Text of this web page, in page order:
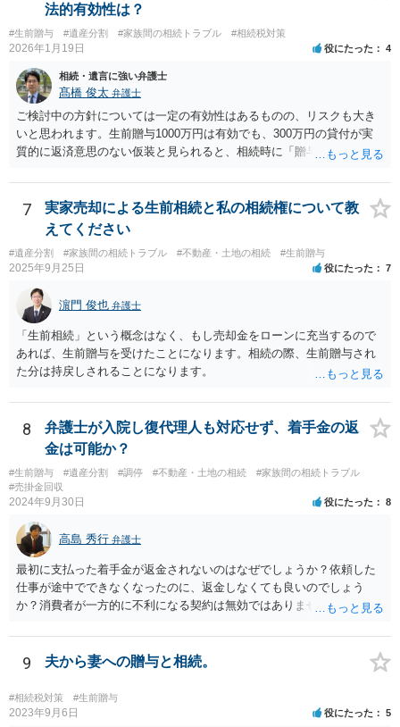
法的有効性は？
#生前贈与 #遺産分割 #家族間の相続トラブル #相続税対策
2026年1月19日 役にたった 4
相続・遺言に強い弁護士
髙橋 俊太 弁護士
ご検討中の方針については一定の有効性はあるものの、リスクも大き
いと思われます。生前贈与1000万円は有効でも、300万円の貸付が実
質的に返済意思のない仮装と見られると、相続時に「贈与」と評価さ
法として考えられるものとしては、 ①信託（家族信託・目的信託） 財
産を信託口に移し、受託者（信頼できる友人や専門職）に管理させ、
・生存中はあなたの生活費・介護費に優先充当 ・残余を友人や慈善団
体へ と使途を厳格に指定。相続ではなく信託帰属になるため、子の関
与を大きく排除できます。 ②遺言＋生命保険の組合せ 生活資金は手元
に残し、余剰資金で受取人を友人・団体にした保険を活用。保険金は
相続財産とは別枠で、遺留分対策にも有効と思われます。 ③負担付死
因贈与 「介護・見守り等を条件に、死亡時に財産を渡す」契約。条件
不履行なら無効にでき、老後の安心を担保できます。 ④ 寄附予約＋解
除条件 慈善団体への寄附を予約しつつ、資金不足時は解除できる条項
を設定。 などがあり得るかと思われます。
7
実家売却による生前相続と私の相続権について教
えてください
#遺産分割 #家族間の相続トラブル #不動産・土地の相続 #生前贈与
2025年9月25日 役にたった 7
濵門 俊也 弁護士
「生前相続」という概念はなく、もし売却金をローンに充当するので
あれば、生前贈与を受けたことになります。相続の際、生前贈与され
た分は持戻しされることになります。
8
弁護士が入院し復代理人も対応せず、着手金の返
金は可能か？
#生前贈与 #遺産分割 #調停 #不動産・土地の相続
#家族間の相続トラブル
#売掛金回収
2024年9月30日 役にたった 8
高島 秀行 弁護士
最初に支払った着手金が返金されないのはなぜでしょうか？依頼した
仕事が途中でできなくなったのに、返金しなくても良いのでしょう
か？消費者が一方的に不利になる契約は無効ではありませんか？
務があると思います。 倒れた弁護士が所属する弁護士会に相談さ
れた方がよいと思います。 倒れた弁護士は脳梗塞で倒れたようで
すが、 判断能力があり、復代理を倒れた弁護士の判断で復代理を
選任したのか 即ち、復代理人の選任は有効なのかという問題もあ
ると思います。
9 夫から妻への贈与と相続。
#相続税対策 #生前贈与
2023年9月6日 役にたった 5